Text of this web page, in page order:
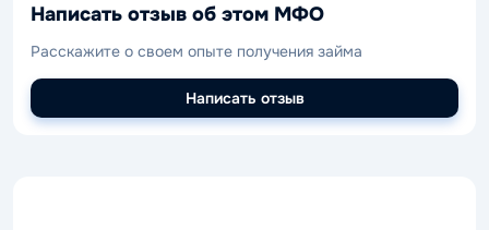
Написать отзыв об этом МФО
Расскажите о своем опыте получения займа
Написать отзыв